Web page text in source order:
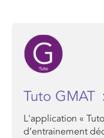
Tuto GMAT
L'application «
d’entrainement